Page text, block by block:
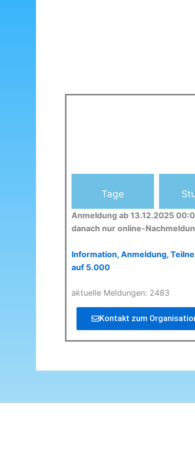
Tage
Anmeldung ab 13.12.2025
danach nur online-
Information, Anmeldung,
auf 5.000
aktuelle Meldungen: 2483
Kontakt zum